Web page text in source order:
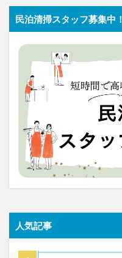
民泊清掃スタッフ募集中！
人気記事